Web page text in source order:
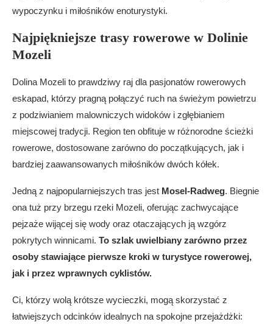
wypoczynku i miłośników enoturystyki.
Najpiękniejsze trasy rowerowe w Dolinie
Mozeli
Dolina Mozeli to prawdziwy raj dla pasjonatów rowerowych
eskapad, którzy pragną połączyć ruch na świeżym powietrzu
z podziwianiem malowniczych widoków i zgłębianiem
miejscowej tradycji. Region ten obfituje w różnorodne ścieżki
rowerowe, dostosowane zarówno do początkujących, jak i
bardziej zaawansowanych miłośników dwóch kółek.
Jedną z najpopularniejszych tras jest Mosel-Radweg. Biegnie
ona tuż przy brzegu rzeki Mozeli, oferując zachwycające
pejzaże wijącej się wody oraz otaczających ją wzgórz
pokrytych winnicami. To szlak uwielbiany zarówno przez
osoby stawiające pierwsze kroki w turystyce rowerowej,
jak i przez wprawnych cyklistów.
Ci, którzy wolą krótsze wycieczki, mogą skorzystać z
łatwiejszych odcinków idealnych na spokojne przejażdżki: